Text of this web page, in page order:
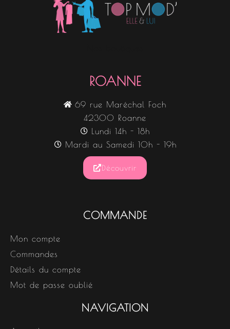
ROANNE
69 rue Maréchal Foch
42300 Roanne
Lundi 14h - 18h
Mardi au Samedi 10h - 19h
Découvrir
COMMANDE
Mon compte
Commandes
Détails du compte
Mot de passe oublié
NAVIGATION